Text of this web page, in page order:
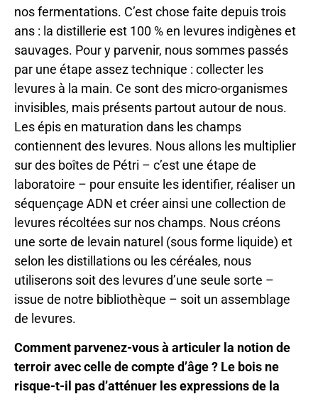
nos fermentations. C’est chose faite depuis trois
ans : la distillerie est 100 % en levures indigènes et
sauvages. Pour y parvenir, nous sommes passés
par une étape assez technique : collecter les
levures à la main. Ce sont des micro-organismes
invisibles, mais présents partout autour de nous.
Les épis en maturation dans les champs
contiennent des levures. Nous allons les multiplier
sur des boîtes de Pétri – c’est une étape de
laboratoire – pour ensuite les identifier, réaliser un
séquençage ADN et créer ainsi une collection de
levures récoltées sur nos champs. Nous créons
une sorte de levain naturel (sous forme liquide) et
selon les distillations ou les céréales, nous
utiliserons soit des levures d’une seule sorte –
issue de notre bibliothèque – soit un assemblage
de levures.
Comment parvenez-vous à articuler la notion de
terroir avec celle de compte d’âge ? Le bois ne
risque-t-il pas d’atténuer les expressions de la